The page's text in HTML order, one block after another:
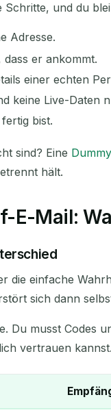
und du
Adresse.
dass er ankommt.
einer echten
keine Live-Daten
bist.
sind? Eine
hält.
E-Mail:
die einfache
sich dann
Du musst Codes
vertrauen